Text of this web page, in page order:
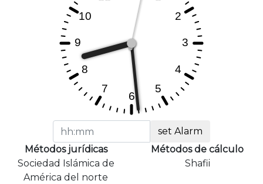
set Alarm
Métodos jurídicas
Sociedad Islámica de
América del norte
Métodos de cálculo
Shafii